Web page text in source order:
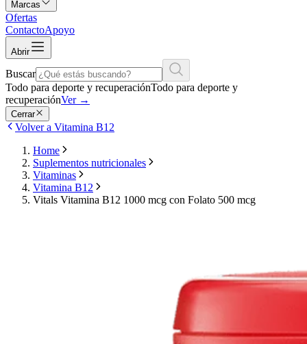
Marcas
Ofertas
ContactoApoyo
Abrir
Buscar
Todo para deporte y recuperaciónTodo para deporte y
recuperaciónVer →
Cerrar
Volver a Vitamina B12
Home
Suplementos nutricionales
Vitaminas
Vitamina B12
Vitals Vitamina B12 1000 mcg con Folato 500 mcg